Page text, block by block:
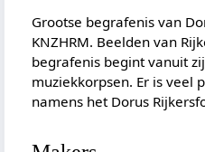
Grootse begrafenis van
KNZHRM. Beelden van
begrafenis begint vanuit
muziekkorpsen. Er is veel
namens het Dorus